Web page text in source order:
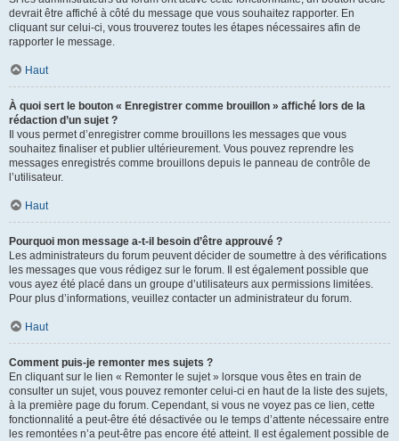
devrait être affiché à côté du message que vous souhaitez rapporter. En
cliquant sur celui-ci, vous trouverez toutes les étapes nécessaires afin de
rapporter le message.
Haut
À quoi sert le bouton « Enregistrer comme brouillon » affiché lors de la
rédaction d’un sujet ?
Il vous permet d’enregistrer comme brouillons les messages que vous
souhaitez finaliser et publier ultérieurement. Vous pouvez reprendre les
messages enregistrés comme brouillons depuis le panneau de contrôle de
l’utilisateur.
Haut
Pourquoi mon message a-t-il besoin d’être approuvé ?
Les administrateurs du forum peuvent décider de soumettre à des vérifications
les messages que vous rédigez sur le forum. Il est également possible que
vous ayez été placé dans un groupe d’utilisateurs aux permissions limitées.
Pour plus d’informations, veuillez contacter un administrateur du forum.
Haut
Comment puis-je remonter mes sujets ?
En cliquant sur le lien « Remonter le sujet » lorsque vous êtes en train de
consulter un sujet, vous pouvez remonter celui-ci en haut de la liste des sujets,
à la première page du forum. Cependant, si vous ne voyez pas ce lien, cette
fonctionnalité a peut-être été désactivée ou le temps d’attente nécessaire entre
les remontées n’a peut-être pas encore été atteint. Il est également possible de